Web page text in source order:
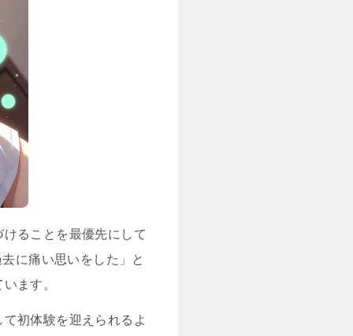
ることを最優先にして
に痛い思いをした」と
ます。
初体験を迎えられるよ